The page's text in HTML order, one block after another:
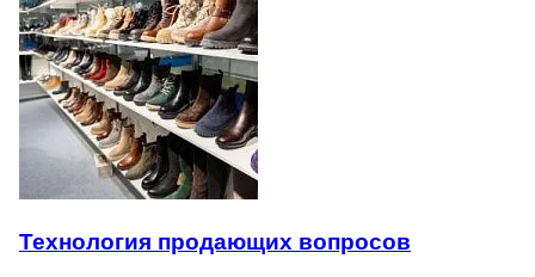
Технология продающих вопросов